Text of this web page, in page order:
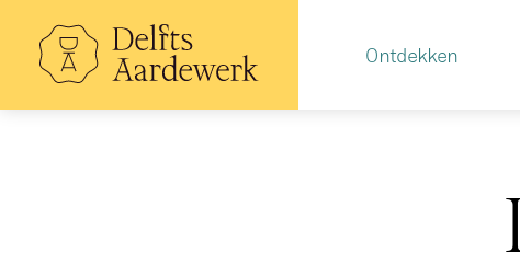
gaan
Ontdekken